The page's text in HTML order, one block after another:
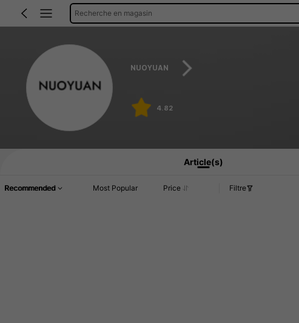
Recherche en magasin
NUOYUAN
4.82
Article(s)
Recommended Most Popular Price Filtre